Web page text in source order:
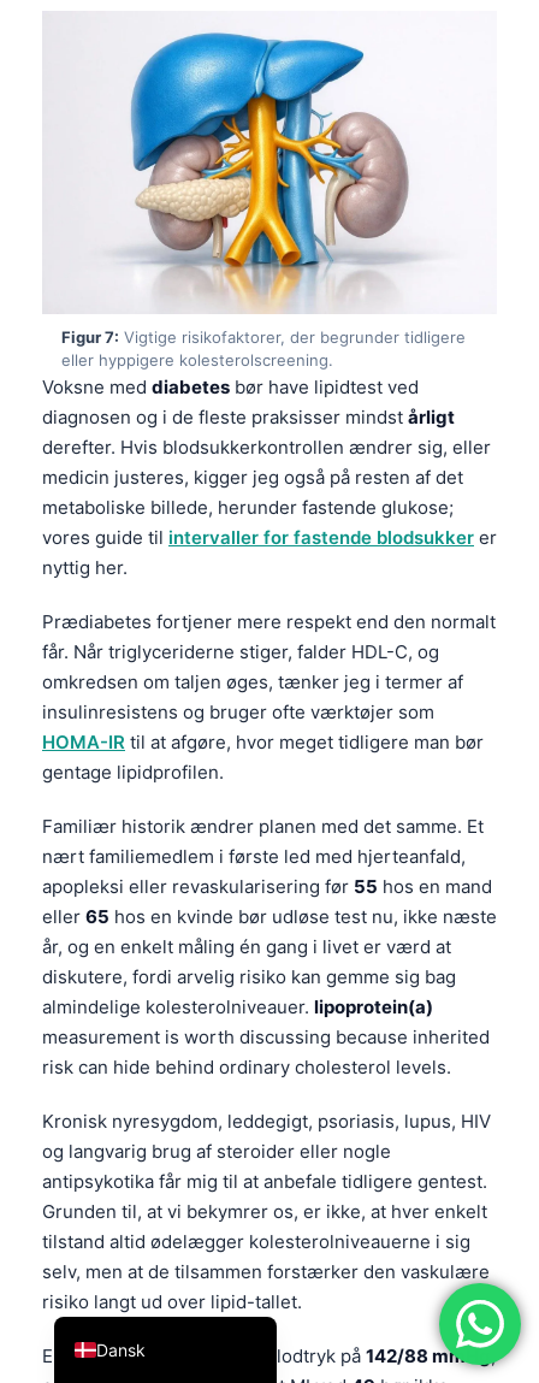
Figur 7: Vigtige risikofaktorer, der begrunder tidligere
eller hyppigere kolesterolscreening.
Voksne med diabetes bør have lipidtest ved
diagnosen og i de fleste praksisser mindst årligt
derefter. Hvis blodsukkerkontrollen ændrer sig, eller
medicin justeres, kigger jeg også på resten af det
metaboliske billede, herunder fastende glukose;
vores guide til intervaller for fastende blodsukker er
nyttig her.
Prædiabetes fortjener mere respekt end den normalt
får. Når triglyceriderne stiger, falder HDL-C, og
omkredsen om taljen øges, tænker jeg i termer af
insulinresistens og bruger ofte værktøjer som
HOMA-IR til at afgøre, hvor meget tidligere man bør
gentage lipidprofilen.
Familiær historik ændrer planen med det samme. Et
nært familiemedlem i første led med hjerteanfald,
apopleksi eller revaskularisering før 55 hos en mand
eller 65 hos en kvinde bør udløse test nu, ikke næste
år, og en enkelt måling én gang i livet er værd at
diskutere, fordi arvelig risiko kan gemme sig bag
almindelige kolesterolniveauer. lipoprotein(a)
measurement is worth discussing because inherited
risk can hide behind ordinary cholesterol levels.
Kronisk nyresygdom, leddegigt, psoriasis, lupus, HIV
og langvarig brug af steroider eller nogle
antipsykotika får mig til at anbefale tidligere gentest.
Grunden til, at vi bekymrer os, er ikke, at hver enkelt
tilstand altid ødelægger kolesterolniveauerne i sig
selv, men at de tilsammen forstærker den vaskulære
risiko langt ud over lipid-tallet.
En 36-årig med psoriasis, blodtryk på 142/88 mmHg
Dansk
English
Deutsch
العربية
Français
עִבְרִית
Italiano
Español
Português
Ελληνικά
Türkçe
Română
فارسی
Nederlands
हिन्दी
Bahasa Indonesia
Հայերեն
Српски језик
Svenska
Bosanski
Azərbaycan dili
Eesti
日本語
Čeština
Русский
Lietuvių kalba
Polski
Slovenščina